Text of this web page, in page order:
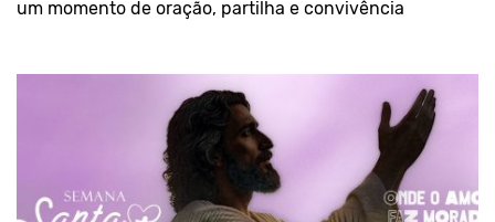
um momento de oração, partilha e convivência